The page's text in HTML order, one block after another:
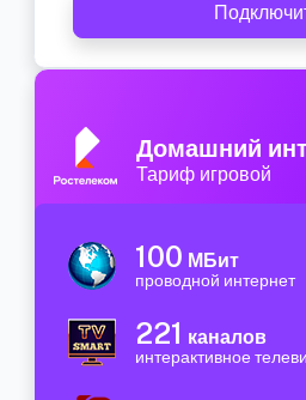
Домашний
Тариф игровой
100 МБит
проводной интернет
221 каналов
интерактивное